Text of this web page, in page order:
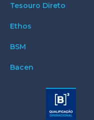
Tesouro Direto
Ethos
BSM
Bacen